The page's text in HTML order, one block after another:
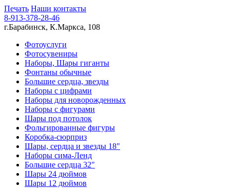
Печать Наши контакты
8-913-378-28-46
г.Барабинск, К.Маркса, 108
Фотоуслуги
Фотосувениры
Наборы, Шары гиганты
Фонтаны обычные
Большие сердца, звезды
Наборы с цифрами
Наборы для новорожденных
Наборы с фигурами
Шары под потолок
Фольгированные фигуры
Коробка-сюрприз
Шары, сердца и звезды 18"
Наборы сима-Ленд
Большие сердца 32"
Шары 24 дюймов
Шары 12 дюймов